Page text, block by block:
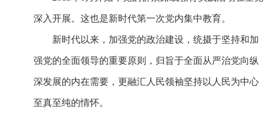
深入开展。这也是新时代第一次党内集中教育。
新时代以来，加强党的政治建设，统摄于坚持和加
强党的全面领导的重要原则，归旨于全面从严治党向纵
深发展的内在需要，更融汇人民领袖坚持以人民为中心
至真至纯的情怀。